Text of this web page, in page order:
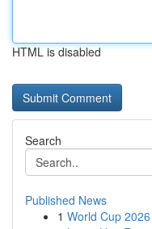
HTML is disabled
Search
Published News
1 World Cup